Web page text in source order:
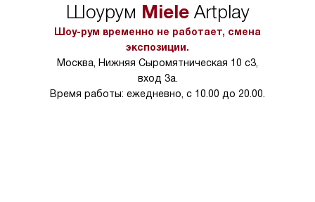
Шоурум MieleArtplay
Шоу-рум временно не работает, смена
экспозиции.
Москва, Нижняя Сыромятническая 10 с3,
вход 3а.
Время работы: ежедневно, с 10.00 до 20.00.